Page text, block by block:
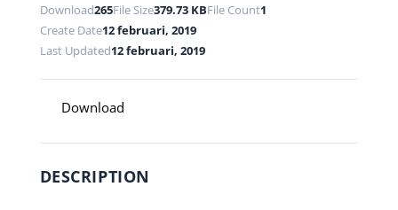
Download265File Size379.73 KBFile Count1
Create Date12 februari, 2019
Last Updated12 februari, 2019
Download
DESCRIPTION